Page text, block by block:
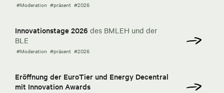
#Moderation #präsent #2026
Innovationstage 2026 des BMLEH und der
BLE
#Moderation #präsent #2026
Eröffnung der EuroTier und Energy Decentral
mit Innovation Awards